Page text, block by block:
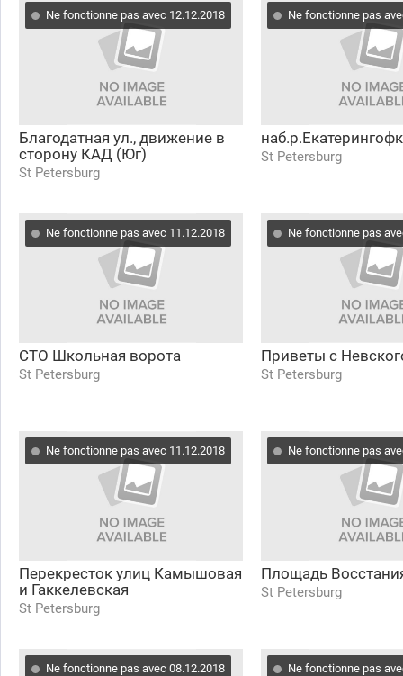
Ne fonctionne pas avec 12.12.2018
Благодатная ул., движение в
сторону КАД (Юг)
St Petersburg
Ne fonctionne pas
St Petersburg
Ne fonctionne pas avec 11.12.2018
СТО Школьная ворота
St Petersburg
Ne fonctionne pas
Приветы с
St Petersburg
Ne fonctionne pas avec 11.12.2018
Перекресток улиц Камышовая
и Гаккелевская
St Petersburg
Ne fonctionne pas
Площадь
St Petersburg
Ne fonctionne pas avec 08.12.2018 Ne fonctionne pas